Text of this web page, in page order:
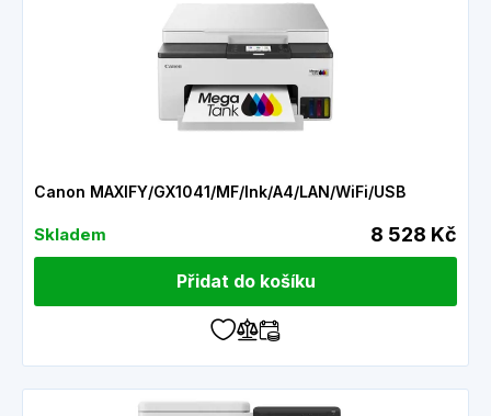
Canon MAXIFY/GX1041/MF/Ink/A4/LAN/WiFi/USB
Skladem 8 528 Kč
Přidat do košíku